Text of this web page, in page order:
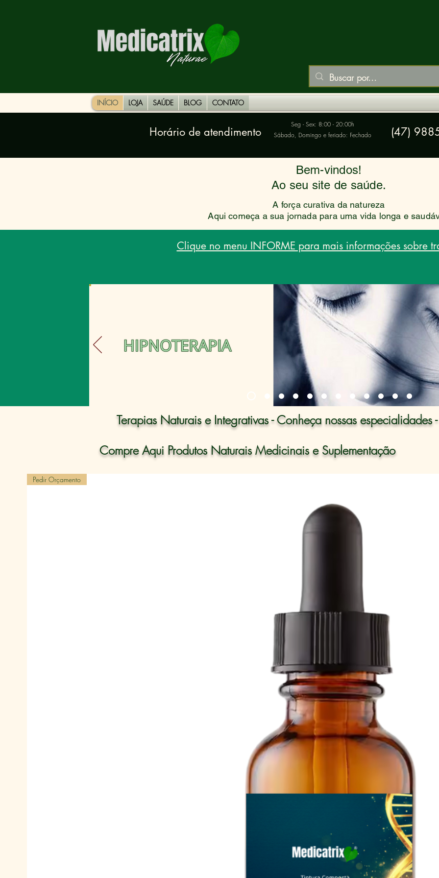
INÍCIO LOJA SAÚDE BLOG CONTATO
Bem-vindos!
​Ao seu site de saúde.
A força curativa da natureza
​​Aqui começa a sua jornada para uma vida longa e
Horário de atendimento
Seg - Sex: 8:00 - 20:00h
Sábado, Domingo e feriado: Fechado
(47)
Clique no menu INFORME para mais informações sobre
Terapias Naturais e Integrativas - Conheça nossas especialidades
Em 1.947 a Organização Mundial da Saúde (OMS) definiu
“um estado de completo bem-estar físico, mental e social e não apenas a
TRATAMENTOS. PREVENÇÃO E OTIMIZAÇÃO DA SUA SAÚDE!
Compre Aqui Produtos Naturais Medicinais e Suplementação
Pedir Orçamento